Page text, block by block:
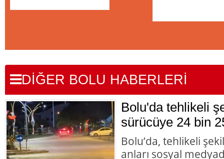
DİĞER BOLU HABERLERİ
Bolu'da tehlikeli
sürücüye 24 bin
Bolu’da, tehlikeli
anları sosyal